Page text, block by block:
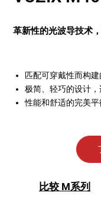
革新性的光波导技术
匹配可穿戴性而构
极简、轻巧的设计
性能和舒适的完美平
比较 M系列